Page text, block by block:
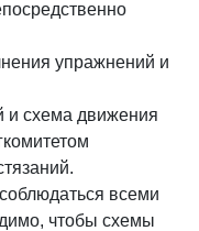
упражнений и
и схема движения
всеми
чтобы схемы